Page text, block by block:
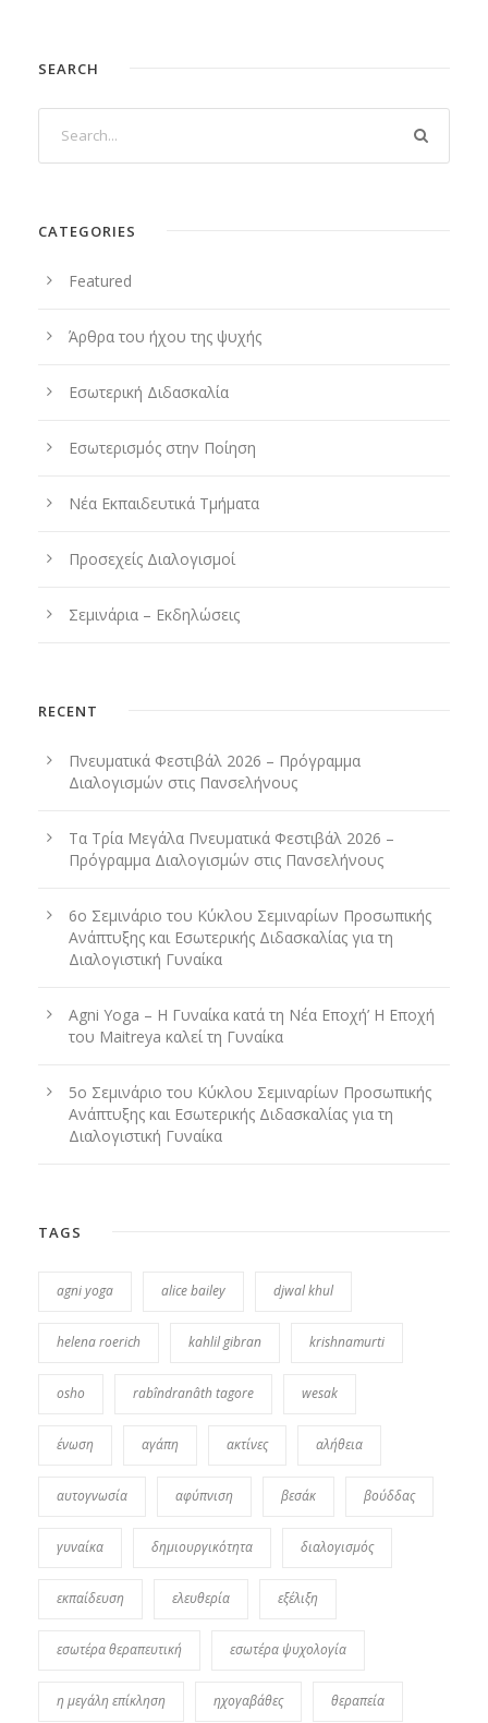
SEARCH
CATEGORIES
Featured
Άρθρα του ήχου της ψυχής
Εσωτερική Διδασκαλία
Εσωτερισμός στην Ποίηση
Νέα Εκπαιδευτικά Τμήματα
Προσεχείς Διαλογισμοί
Σεμινάρια – Εκδηλώσεις
RECENT
Πνευματικά Φεστιβάλ 2026 – Πρόγραμμα
Διαλογισμών στις Πανσελήνους
Τα Τρία Μεγάλα Πνευματικά Φεστιβάλ 2026 –
Πρόγραμμα Διαλογισμών στις Πανσελήνους
6ο Σεμινάριο του Κύκλου Σεμιναρίων Προσωπικής
Ανάπτυξης και Εσωτερικής Διδασκαλίας για τη
Διαλογιστική Γυναίκα
Agni Yoga – Η Γυναίκα κατά τη Νέα Εποχή’ Η Εποχή
του Maitreya καλεί τη Γυναίκα
5ο Σεμινάριο του Κύκλου Σεμιναρίων Προσωπικής
Ανάπτυξης και Εσωτερικής Διδασκαλίας για τη
Διαλογιστική Γυναίκα
TAGS
agni yoga alice bailey djwal khul
helena roerich kahlil gibran krishnamurti
osho rabîndranâth tagore wesak
ένωση αγάπη ακτίνες αλήθεια
αυτογνωσία αφύπνιση βεσάκ βούδδας
γυναίκα δημιουργικότητα διαλογισμός
εκπαίδευση ελευθερία εξέλιξη
εσωτέρα θεραπευτική εσωτέρα ψυχολογία
η μεγάλη επίκληση ηχογαβάθες θεραπεία